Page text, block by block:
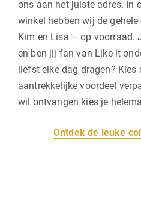
ons aan het juiste adres. In
winkel hebben wij de
Kim en Lisa – op voorraad.
en ben jij fan van Like it
liefst elke dag dragen? Kies
aantrekkelijke voordeel
wil ontvangen kies je
Ontdek de leuke